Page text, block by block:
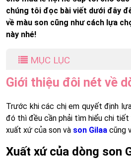
chúng tôi đọc bài viết dưới đây
về màu son cũng như cách lựa
này nhé!
MỤC LỤC
Giới thiệu đôi nét về
Trước khi các chị em quyết định
đó thì đều cần phải tìm hiểu chi
xuất xứ của son và son Gilaa cũng
Xuất xứ của dòng son